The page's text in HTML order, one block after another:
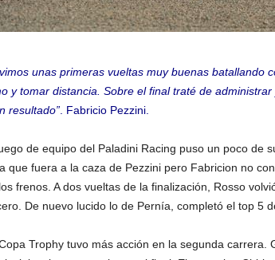
unas primeras vueltas muy buenas batallando
y tomar distancia. Sobre el final traté de
resultado”. Fabricio Pezzini.
de equipo del Paladini Racing puso un poco de
que fuera a la caza de Pezzini pero Fabricion no
frenos. A dos vueltas de la finalización, Rosso
De nuevo lucido lo de Pernía, completó el top 5
Trophy tuvo más acción en la segunda carrera.